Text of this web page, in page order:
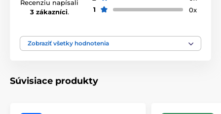
Recenziu napísali
3 zákazníci.
1
0x
Zobraziť všetky hodnotenia
Súvisiace produkty